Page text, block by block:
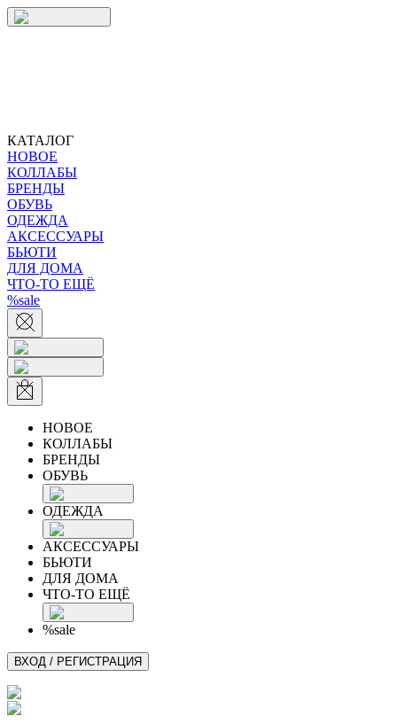
КАТАЛОГ
НОВОЕ
КОЛЛАБЫ
БРЕНДЫ
ОБУВЬ
ОДЕЖДА
АКСЕССУАРЫ
БЬЮТИ
ДЛЯ ДОМА
ЧТО-ТО ЕЩЁ
%sale
НОВОЕ
КОЛЛАБЫ
БРЕНДЫ
ОБУВЬ
ОДЕЖДА
АКСЕССУАРЫ
БЬЮТИ
ДЛЯ ДОМА
ЧТО-ТО ЕЩЁ
%sale
ВХОД / РЕГИСТРАЦИЯ